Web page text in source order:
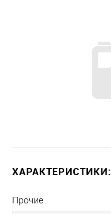
ХАРАКТЕРИСТИКИ:
Прочие